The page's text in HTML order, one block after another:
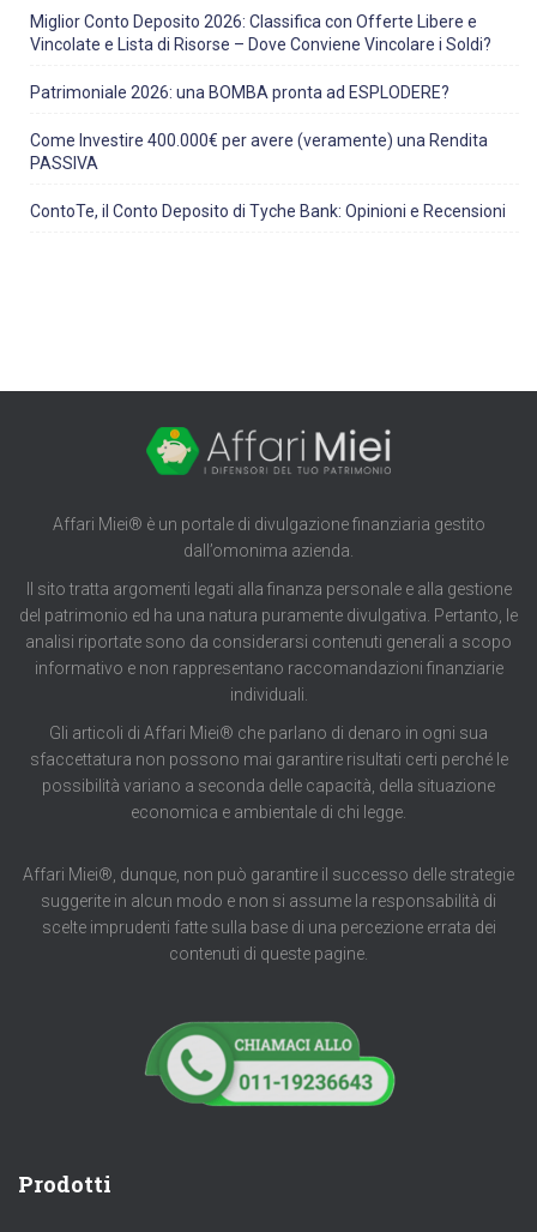
Miglior Conto Deposito 2026: Classifica con Offerte Libere e
Vincolate e Lista di Risorse – Dove Conviene Vincolare i Soldi?
Patrimoniale 2026: una BOMBA pronta ad ESPLODERE?
Come Investire 400.000€ per avere (veramente) una Rendita
PASSIVA
ContoTe, il Conto Deposito di Tyche Bank: Opinioni e Recensioni
Affari Miei® è un portale di divulgazione finanziaria gestito
dall’omonima azienda.
Il sito tratta argomenti legati alla finanza personale e alla gestione
del patrimonio ed ha una natura puramente divulgativa. Pertanto, le
analisi riportate sono da considerarsi contenuti generali a scopo
informativo e non rappresentano raccomandazioni finanziarie
individuali.
Gli articoli di Affari Miei® che parlano di denaro in ogni sua
sfaccettatura non possono mai garantire risultati certi perché le
possibilità variano a seconda delle capacità, della situazione
economica e ambientale di chi legge.
Affari Miei®, dunque, non può garantire il successo delle strategie
suggerite in alcun modo e non si assume la responsabilità di
scelte imprudenti fatte sulla base di una percezione errata dei
contenuti di queste pagine.
Prodotti